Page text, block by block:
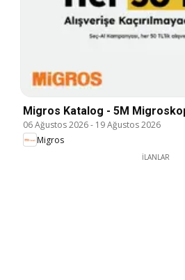
Migros Katalog - 5M
06 Ağustos 2026- 19 Ağustos 2026
Migros
İLANLAR